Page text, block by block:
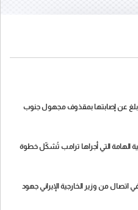
أبلغ عن إصابتها بمقذوف مجهول جنوب
الهامة التي أجراها ترامب تُشكّل خطوة
اتصال من وزير الخارجية الإيراني جهود